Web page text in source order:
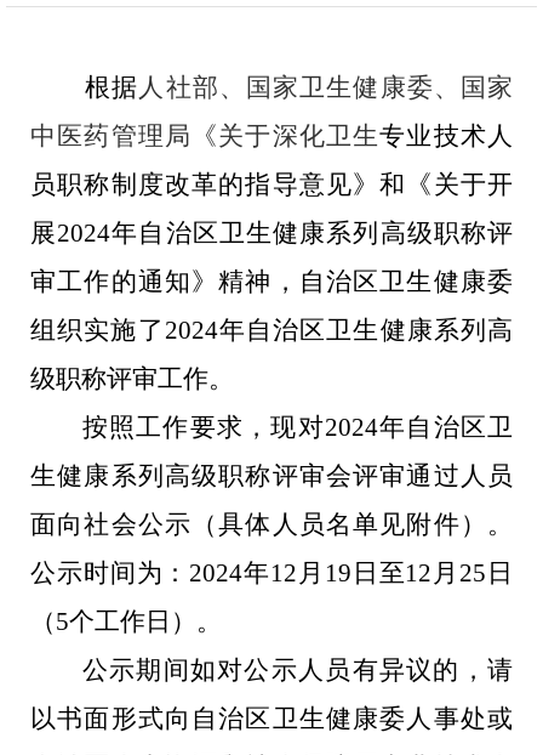
根据人社部、国家卫生健康委、国家
中医药管理局《关于深化卫生专业技术人
员职称制度改革的指导意见》和《关于开
展2024年自治区卫生健康系列高级职称评
审工作的通知》精神，自治区卫生健康委
组织实施了 2024年自治区卫生健康系列高
级职称评审工作。
按照工作要求，现对2024年自治区卫
生健康系列高级职称评审会评审通过人员
面向社会公示（具体人员名单见附件）。
公示时间为： 2024年12 月 19 日至12 月 25 日
（5个工作日）。
公示期间如对公示人员有异议的，请
以书面形式向自治区卫生健康委人事处或